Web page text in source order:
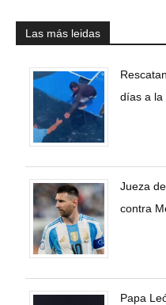
Las más leidas
días a la
Jueza
contra
Papa